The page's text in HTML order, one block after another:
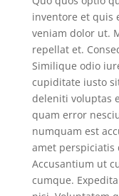
inventore et quis
veniam dolor ut.
repellat et.
Similique odio
cupiditate iusto
deleniti voluptas
quam error
numquam est
amet perspiciatis
Accusantium ut
cumque.